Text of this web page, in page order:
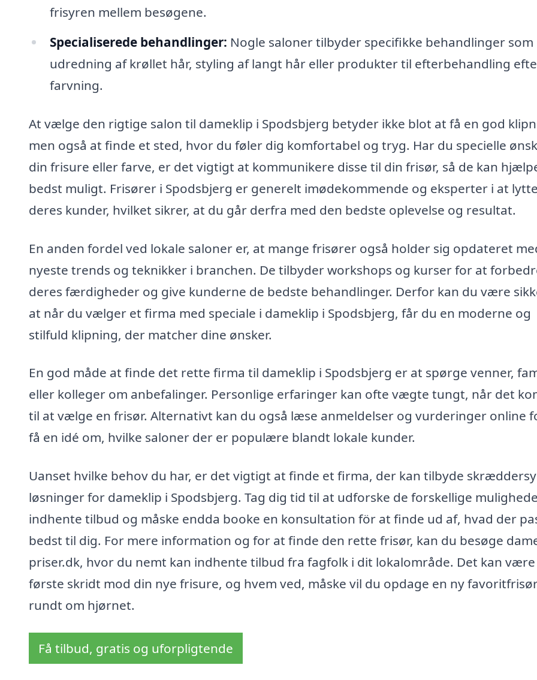
frisyren mellem besøgene.
Specialiserede behandlinger: Nogle saloner tilbyder specifikke behandlinger som
udredning af krøllet hår, styling af langt hår eller produkter til efterbehandling
farvning.
At vælge den rigtige salon til dameklip i Spodsbjerg betyder ikke blot at få en god
men også at finde et sted, hvor du føler dig komfortabel og tryg. Har du specielle
din frisure eller farve, er det vigtigt at kommunikere disse til din frisør, så de kan
bedst muligt. Frisører i Spodsbjerg er generelt imødekommende og eksperter i at
deres kunder, hvilket sikrer, at du går derfra med den bedste oplevelse og resultat.
En anden fordel ved lokale saloner er, at mange frisører også holder sig opdateret
nyeste trends og teknikker i branchen. De tilbyder workshops og kurser for at
deres færdigheder og give kunderne de bedste behandlinger. Derfor kan du være
at når du vælger et firma med speciale i dameklip i Spodsbjerg, får du en moderne og
stilfuld klipning, der matcher dine ønsker.
En god måde at finde det rette firma til dameklip i Spodsbjerg er at spørge venner,
eller kolleger om anbefalinger. Personlige erfaringer kan ofte vægte tungt, når det
til at vælge en frisør. Alternativt kan du også læse anmeldelser og vurderinger online
få en idé om, hvilke saloner der er populære blandt lokale kunder.
Uanset hvilke behov du har, er det vigtigt at finde et firma, der kan tilbyde
løsninger for dameklip i Spodsbjerg. Tag dig tid til at udforske de forskellige
indhente tilbud og måske endda booke en konsultation för at finde ud af, hvad der
bedst til dig. For mere information og for at finde den rette frisør, kan du besøge
priser.dk, hvor du nemt kan indhente tilbud fra fagfolk i dit lokalområde. Det kan være
første skridt mod din nye frisure, og hvem ved, måske vil du opdage en ny
rundt om hjørnet.
Få tilbud, gratis og uforpligtende